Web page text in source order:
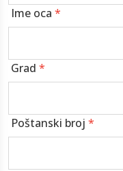
Ime oca *
Grad *
Poštanski broj *